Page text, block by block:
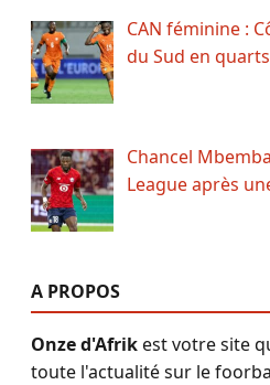
CAN féminine :
du Sud en
Chancel
League après
A PROPOS
Onze d'Afrikest votre site
toute l'actualité sur le